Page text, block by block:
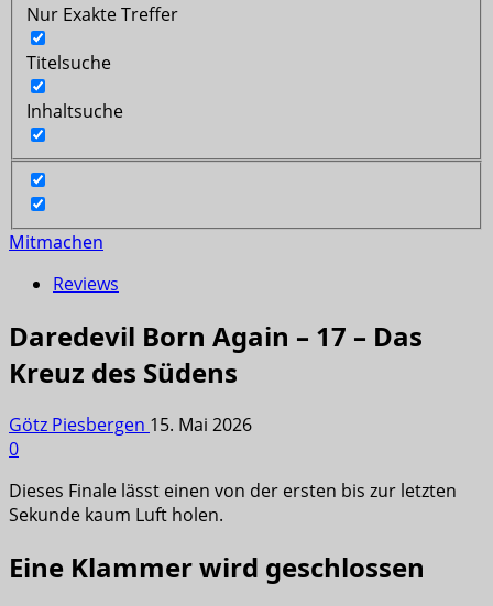
Nur Exakte Treffer
Titelsuche
Inhaltsuche
Mitmachen
Reviews
Daredevil Born Again – 17 – Das
Kreuz des Südens
Götz Piesbergen 15. Mai 2026
0
Dieses Finale lässt einen von der ersten bis zur letzten
Sekunde kaum Luft holen.
Eine Klammer wird geschlossen